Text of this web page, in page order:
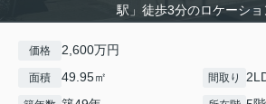
駅」徒歩3分のロケーショ
価格 2,600万円
面積 49.95㎡ 間取り